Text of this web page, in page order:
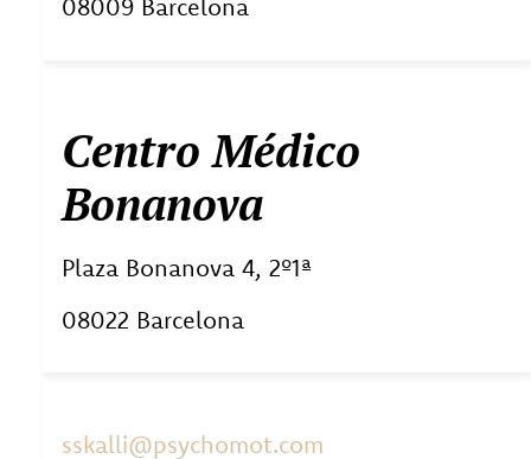
08009 Barcelona
Centro Médico
Bonanova
Plaza Bonanova 4, 2º1ª
08022 Barcelona
sskalli@psychomot.com